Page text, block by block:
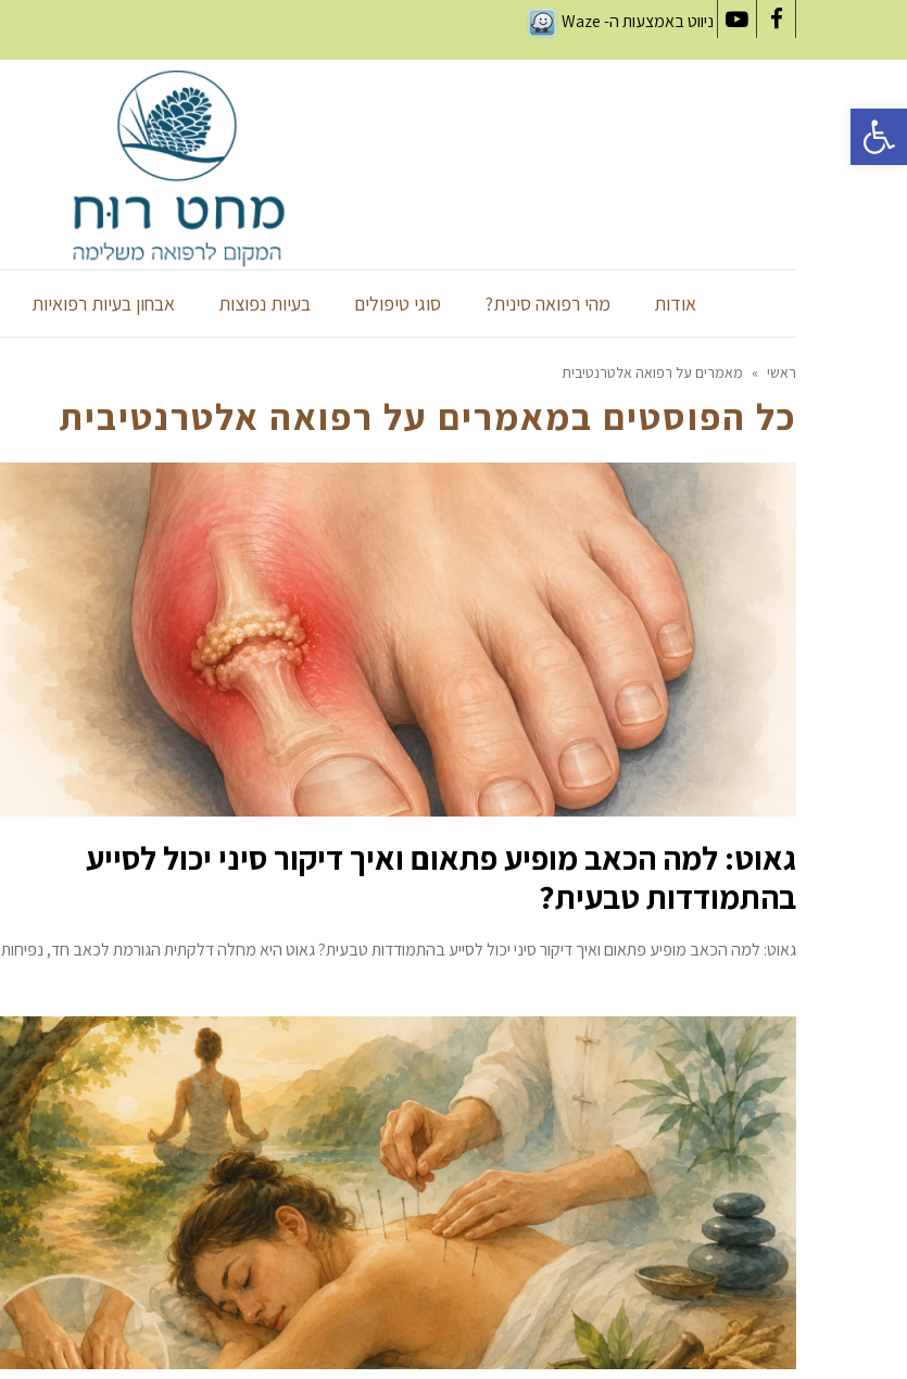
Facebook
YouTube
ניווט באמצעות ה-Waze
אודות מהי רפואה סינית? סוגי טיפולים בעיות נפוצות אבחון בעיות רפואיות
ראשי » מאמרים על רפואה אלטרנטיבית
כל הפוסטים במאמרים על רפואה אלטרנטיבית
גאוט: למה הכאב מופיע פתאום ואיך דיקור סיני יכול לסייע
בהתמודדות טבעית?
גאוט: למה הכאב מופיע פתאום ואיך דיקור סיני יכול לסייע בהתמודדות טבעית? גאוט היא מחלה דלקתית הגורמת לכאב חד, נפיחות
פתח סרגל נגישות